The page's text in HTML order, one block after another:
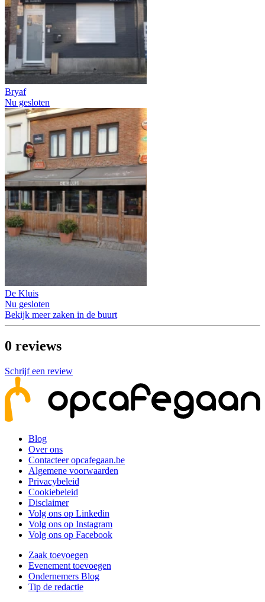
Bryaf
Nu gesloten
De Kluis
Nu gesloten
Bekijk meer zaken in de buurt
0 reviews
Schrijf een review
Blog
Over ons
Contacteer opcafegaan.be
Algemene voorwaarden
Privacybeleid
Cookiebeleid
Disclaimer
Volg ons op Linkedin
Volg ons op Instagram
Volg ons op Facebook
Zaak toevoegen
Evenement toevoegen
Ondernemers Blog
Tip de redactie